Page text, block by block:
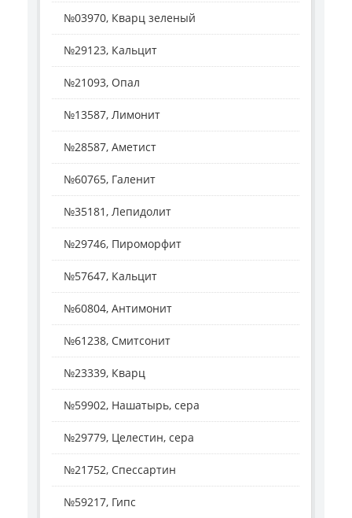
№03970, Кварц зеленый
№29123, Кальцит
№21093, Опал
№13587, Лимонит
№28587, Аметист
№60765, Галенит
№35181, Лепидолит
№29746, Пироморфит
№57647, Кальцит
№60804, Антимонит
№61238, Смитсонит
№23339, Кварц
№59902, Нашатырь, сера
№29779, Целестин, сера
№21752, Спессартин
№59217, Гипс